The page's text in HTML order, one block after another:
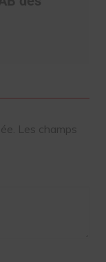
Les champs